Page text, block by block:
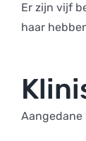
Er zijn vijf
haar
Aangedane